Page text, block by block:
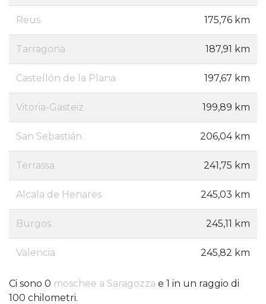
Reus 175,76 km
Tarragona 187,91 km
Castellón de la Plana 197,67 km
Vitoria-Gasteiz 199,89 km
San Sebastián 206,04 km
Terrassa 241,75 km
Alcala de Henares 245,03 km
Burgos 245,11 km
Valencia 245,82 km
Ci sono 0 moschee a Saragozza e 1 in un raggio di
100 chilometri.